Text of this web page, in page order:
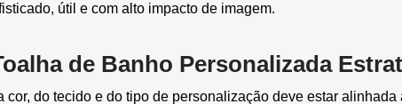
útil e com alto impacto de imagem.
de Banho Personalizada
cor, do tecido e do tipo de personalização deve estar